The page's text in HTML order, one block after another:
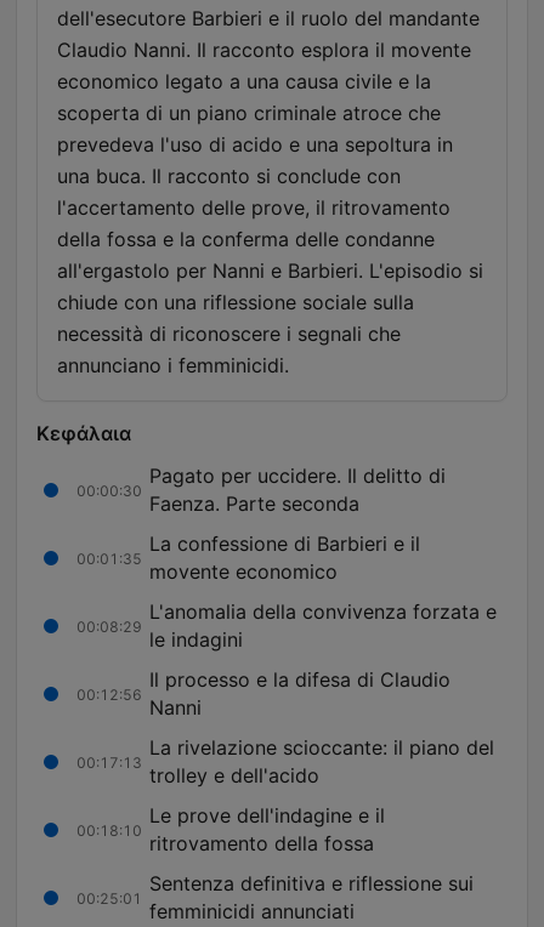
dell'esecutore Barbieri e il ruolo del mandante
Claudio Nanni. Il racconto esplora il movente
economico legato a una causa civile e la
scoperta di un piano criminale atroce che
prevedeva l'uso di acido e una sepoltura in
una buca. Il racconto si conclude con
l'accertamento delle prove, il ritrovamento
della fossa e la conferma delle condanne
all'ergastolo per Nanni e Barbieri. L'episodio si
chiude con una riflessione sociale sulla
necessità di riconoscere i segnali che
annunciano i femminicidi.
Κεφάλαια
00:00:30
Pagato per uccidere. Il delitto di
Faenza. Parte seconda
00:01:35
La confessione di Barbieri e il
movente economico
00:08:29
L'anomalia della convivenza forzata e
le indagini
00:12:56
Il processo e la difesa di Claudio
Nanni
00:17:13
La rivelazione scioccante: il piano del
trolley e dell'acido
00:18:10
Le prove dell'indagine e il
ritrovamento della fossa
00:25:01
Sentenza definitiva e riflessione sui
femminicidi annunciati